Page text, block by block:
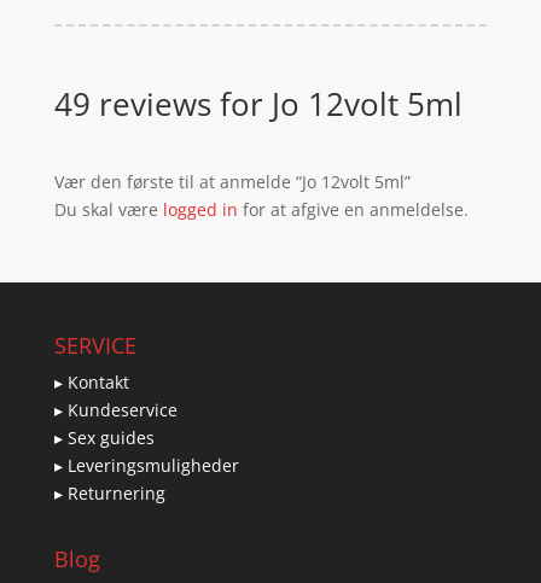
49 reviews for Jo 12volt 5ml
Vær den første til at anmelde “Jo 12volt 5ml”
Du skal være logged in for at afgive en anmeldelse.
SERVICE
▸ Kontakt
▸ Kundeservice
▸ Sex guides
▸ Leveringsmuligheder
▸ Returnering
Blog